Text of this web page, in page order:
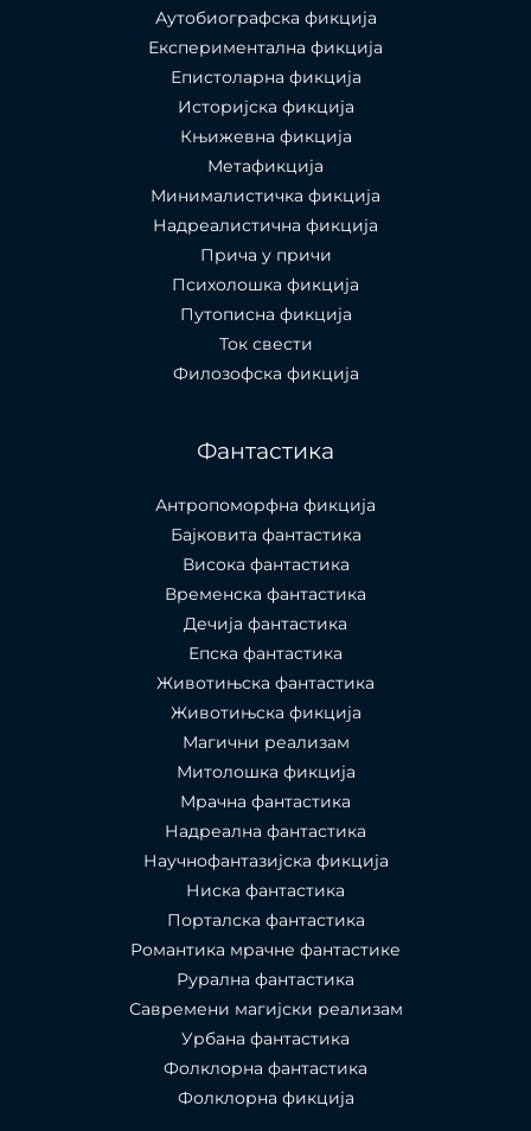
Аутобиографска фикција
Експериментална фикција
Епистоларна фикција
Историјска фикција
Књижевна фикција
Метафикција
Минималистичка фикција
Надреалистична фикција
Прича у причи
Психолошкa фикција
Путописна фикција
Ток свести
Филозофска фикција
Фантастика
Антропоморфна фикција
Бајковита фантастика
Висока фантастика
Временска фантастика
Дечија фантастика
Епска фантастика
Животињска фантастика
Животињска фикција
Магични реализам
Митолошка фикција
Мрачна фантастика
Надреална фантастика
Научнофантазијска фикција
Ниска фантастика
Порталска фантастика​
Романтика мрачне фантастике
Рурална фантастика
Савремени магијски реализам
Урбана фантастика
Фолклорна фантастика
Фолклорна фикција